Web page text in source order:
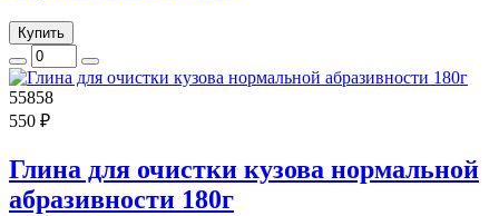
Купить
55858
550 ₽
Глина для очистки кузова нормальной
абразивности 180г